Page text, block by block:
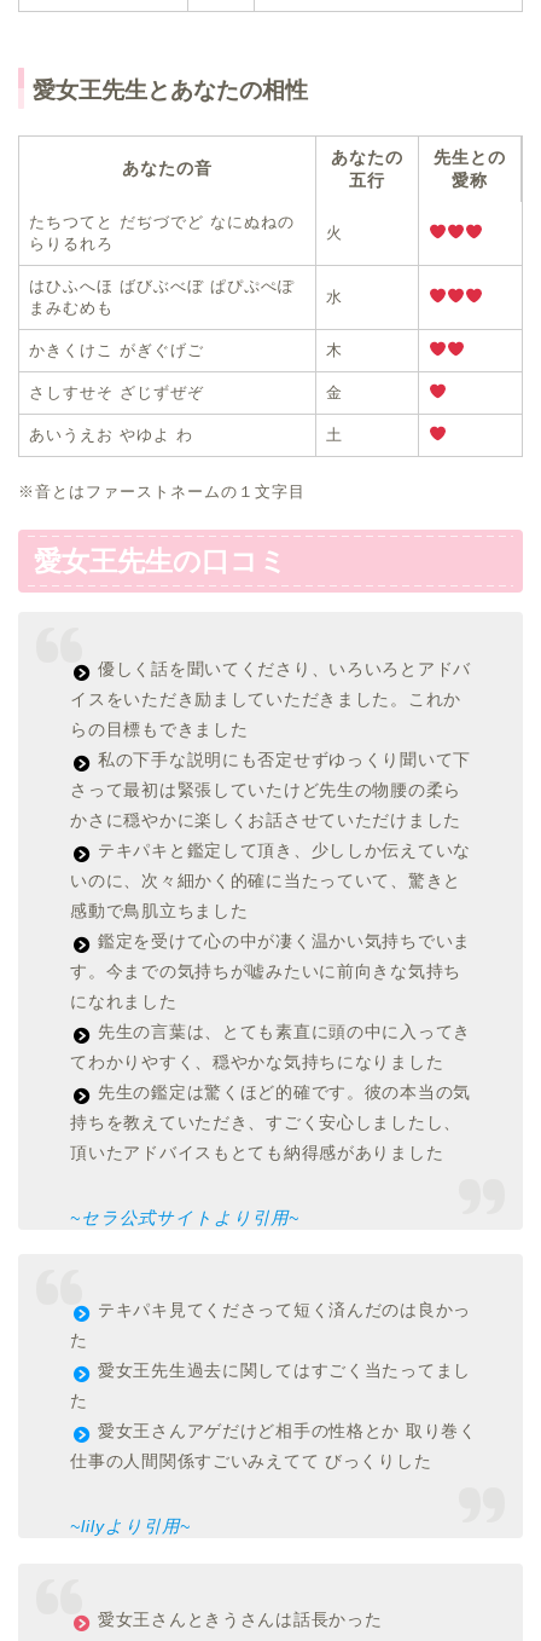
愛女王先生とあなたの相性
あなたの音
あなたの
五行
先生との
愛称
たちつてと だぢづでど なにぬねの
らりるれろ
火
はひふへほ ばびぶべぼ ぱぴぷぺぽ
まみむめも
水
かきくけこ がぎぐげご 木
さしすせそ ざじずぜぞ 金
あいうえお やゆよ わ 土
※音とはファーストネームの１文字目
愛女王先生の口コミ
優しく話を聞いてくださり、いろいろとアドバ
イスをいただき励ましていただきました。これか
らの目標もできました
私の下手な説明にも否定せずゆっくり聞いて下
さって最初は緊張していたけど先生の物腰の柔ら
かさに穏やかに楽しくお話させていただけました
テキパキと鑑定して頂き、少ししか伝えていな
いのに、次々細かく的確に当たっていて、驚きと
感動で鳥肌立ちました
鑑定を受けて心の中が凄く温かい気持ちでいま
す。今までの気持ちが嘘みたいに前向きな気持ち
になれました
先生の言葉は、とても素直に頭の中に入ってき
てわかりやすく、穏やかな気持ちになりました
先生の鑑定は驚くほど的確です。彼の本当の気
持ちを教えていただき、すごく安心しましたし、
頂いたアドバイスもとても納得感がありました
~セラ公式サイトより引用~
テキパキ見てくださって短く済んだのは良かっ
た
愛女王先生過去に関してはすごく当たってまし
た
愛女王さんアゲだけど相手の性格とか 取り巻く
仕事の人間関係すごいみえてて びっくりした
~lilyより引用~
愛女王さんときうさんは話長かった